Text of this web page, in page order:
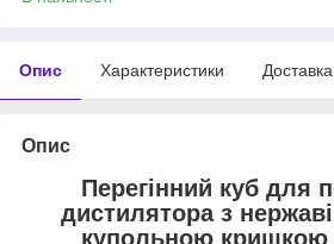
Опис Характеристики Доставка
Опис
Перегінний куб для
дистилятора з
купольною